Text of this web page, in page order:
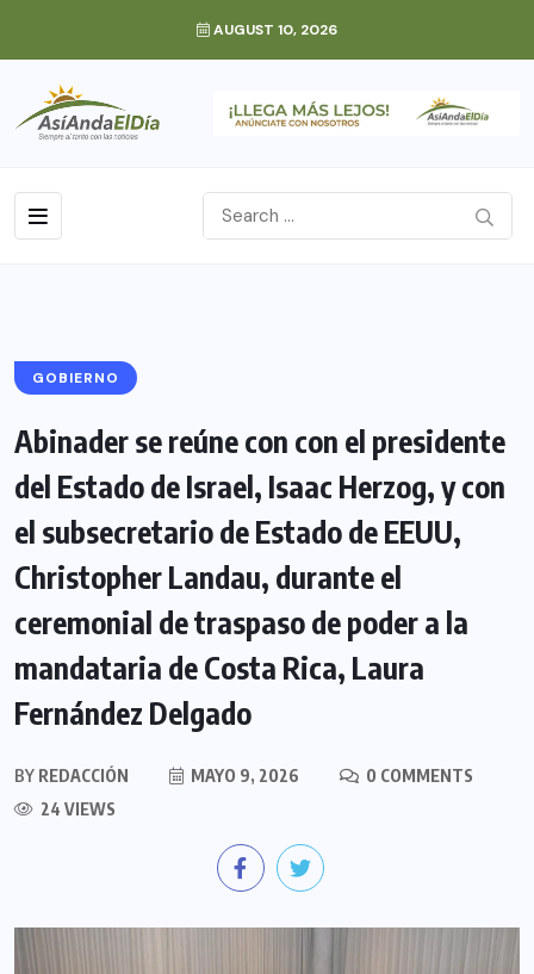
AUGUST 10, 2026
GOBIERNO
Abinader se reúne con con el presidente
del Estado de Israel, Isaac Herzog, y con
el subsecretario de Estado de EEUU,
Christopher Landau, durante el
ceremonial de traspaso de poder a la
mandataria de Costa Rica, Laura
Fernández Delgado
BY REDACCIÓN MAYO 9, 2026
0 COMMENTS
24 VIEWS